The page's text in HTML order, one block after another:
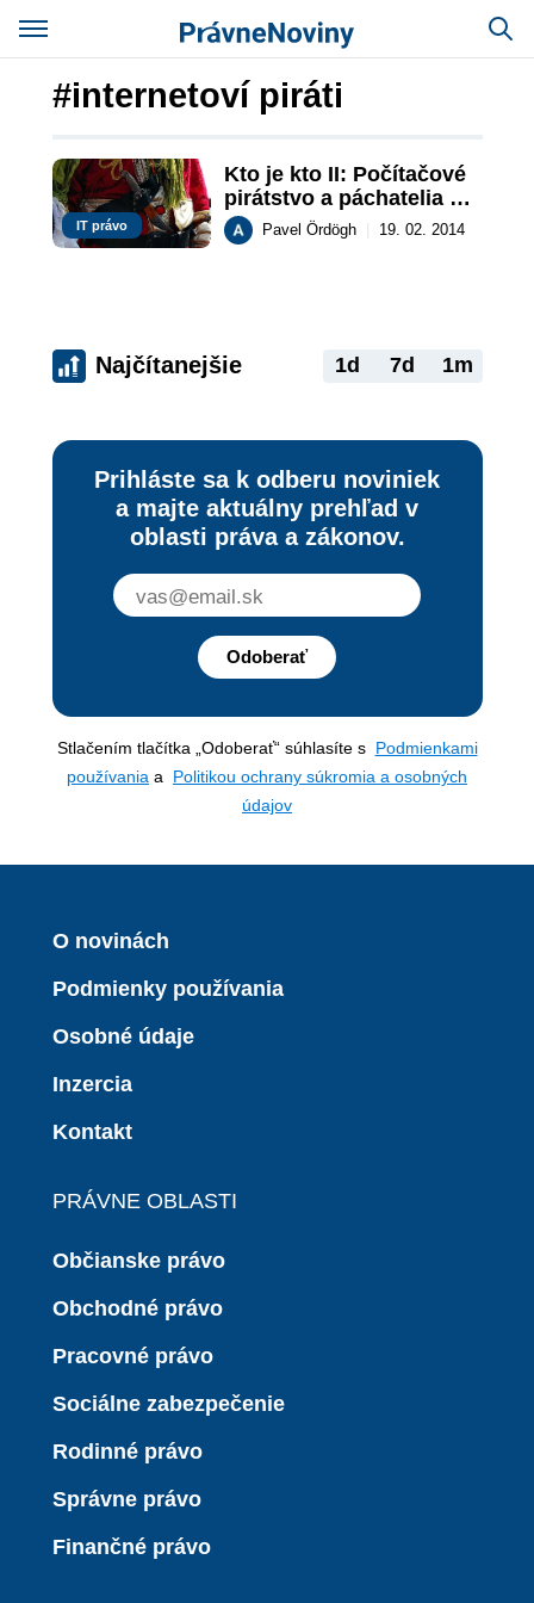
#internetoví piráti
IT právo
Kto je kto II: Počítačové
pirátstvo a páchatelia
počítačovej kriminality
Pavel Ördögh 19. 02. 2014
Najčítanejšie 1d 7d 1m
Prihláste sa k odberu noviniek
a majte aktuálny prehľad v
oblasti práva a zákonov.
Odoberať
Stlačením tlačítka „Odoberať“ súhlasíte s Podmienkami
používania a Politikou ochrany súkromia a osobných
údajov
O novinách
Podmienky používania
Osobné údaje
Inzercia
Kontakt
PRÁVNE OBLASTI
Občianske právo
Obchodné právo
Pracovné právo
Sociálne zabezpečenie
Rodinné právo
Správne právo
Finančné právo